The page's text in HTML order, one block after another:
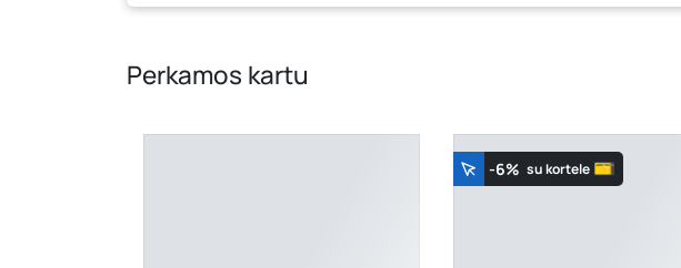
Perkamos kartu
-6% su kortele